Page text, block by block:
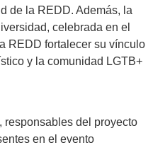
de la REDD. Además, la
celebrada en el
REDD fortalecer su vínculo
y la comunidad LGTB+
responsables del proyecto
en el evento